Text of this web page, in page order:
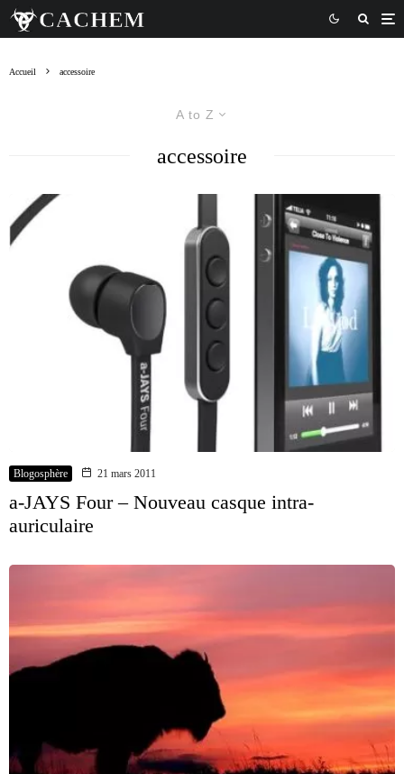
Accueil accessoire
A to Z
accessoire
Blogosphère 21 mars 2011
a-JAYS Four – Nouveau casque intra-
auriculaire